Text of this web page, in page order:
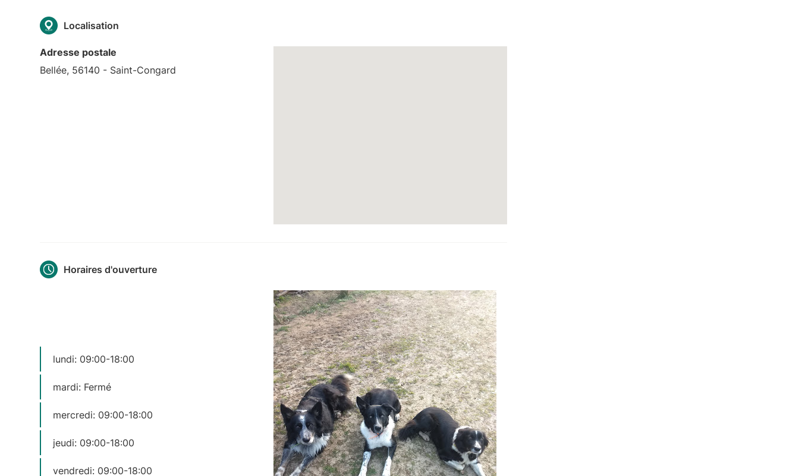
Localisation
Adresse postale
Bellée, 56140 - Saint-Congard
Horaires d'ouverture
lundi: 09:00-18:00
mardi: Fermé
mercredi: 09:00-18:00
jeudi: 09:00-18:00
vendredi: 09:00-18:00